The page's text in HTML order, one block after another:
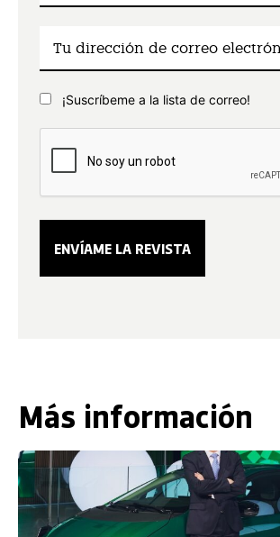
¡Suscríbeme a la lista de correo!
Más información